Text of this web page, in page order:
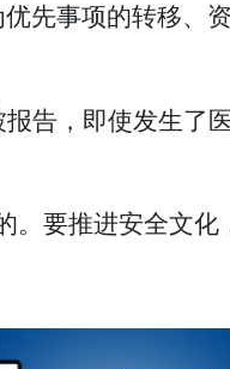
先事项的转移、
告，即使发生了
。要推进安全文